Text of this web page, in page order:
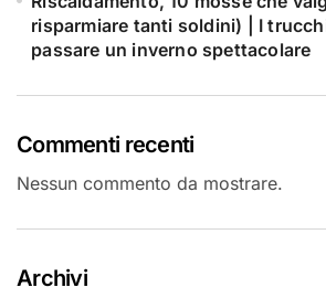
risparmiare tanti soldini) | I
passare un inverno spettacolare
Commenti recenti
Nessun commento da mostrare.
Archivi